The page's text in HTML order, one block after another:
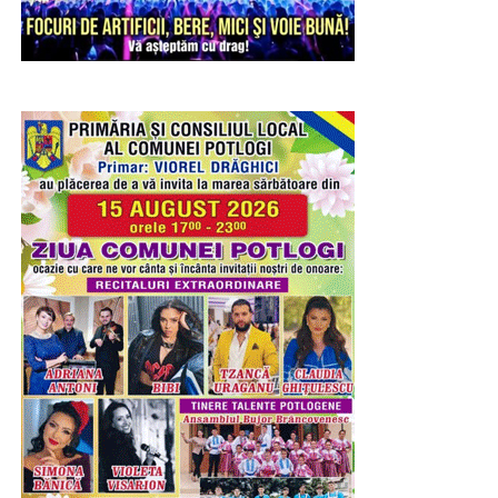
RECLAMA
Joi, copiii au pătruns în universul artei prin atelierul „Ghid
de lectură a unei opere de artă – Sculptura”. După o
scurtă prezentare a tehnicilor utilizate în sculptură și a
elementelor care definesc această formă de expresie
artistică, participanții au realizat, sub îndrumarea
specialiștilor muzeului, motive decorative prin cioplirea
materialului cu dăltițe, experimentând într-un mod sigur și
adaptat vârstei lor procesul artistic.
Entuziasmul, curiozitatea și implicarea copiilor au
transformat fiecare atelier într-o experiență educativă și
recreativă, demonstrând că muzeul poate fi un spațiu al